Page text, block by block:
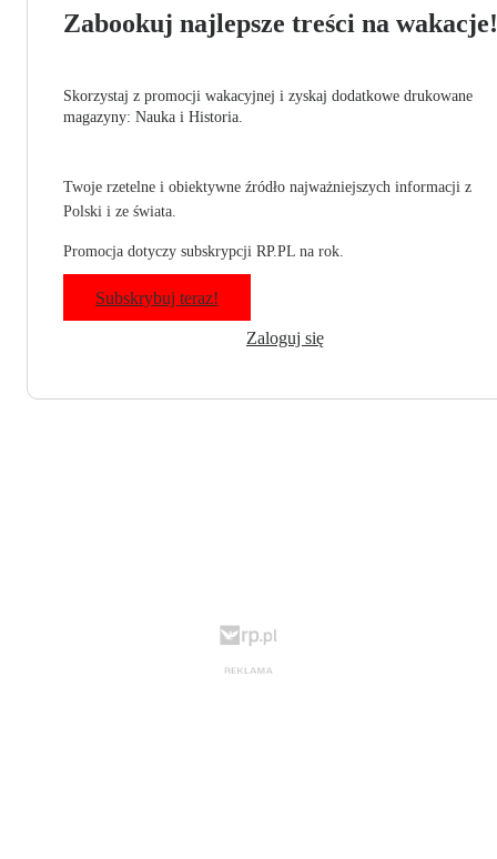
Zabookuj najlepsze treści na wakacje!
Skorzystaj z promocji wakacyjnej i zyskaj dodatkowe drukowane
magazyny: Nauka i Historia.
Twoje rzetelne i obiektywne źródło najważniejszych informacji z
Polski i ze świata.
Promocja dotyczy subskrypcji RP.PL na rok.
Subskrybuj teraz!
Zaloguj się